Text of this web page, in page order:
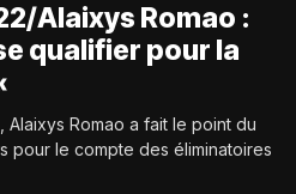
Alaixys Romao :
qualifier pour la
Alaixys Romao a fait le point du
pour le compte des éliminatoires